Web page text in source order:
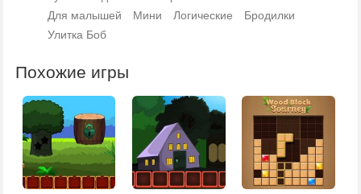
Для малышей
Мини Логические
Бродилки
Улитка Боб
Похожие игры